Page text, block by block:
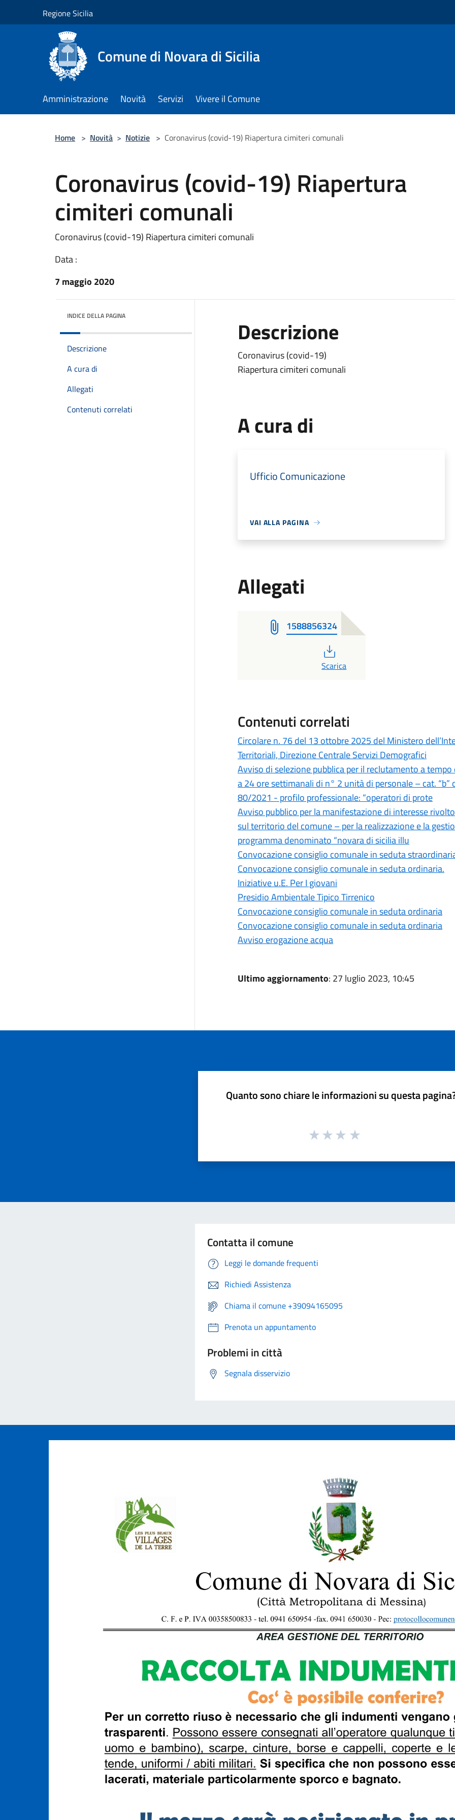
Regione Sicilia
Comune di Novara di Sicilia
Amministrazione Novità Servizi Vivere il Comune
Home > Novità > Notizie > Coronavirus (covid-19) Riapertura cimiteri comunali
Coronavirus (covid-19) Riapertura
cimiteri comunali
Coronavirus (covid-19) Riapertura cimiteri comunali
Data :
7 maggio 2020
INDICE DELLA PAGINA
Descrizione
A cura di
Allegati
Contenuti correlati
Descrizione
Coronavirus (covid-19)
Riapertura cimiteri comunali
A cura di
Ufficio Comunicazione
VAI ALLA PAGINA
Allegati
1588856324
PDF
Scarica
Contenuti correlati
Circolare n. 76 del 13 ottobre 2025 del Ministero
Territoriali, Direzione Centrale Servizi Demografici
Avviso di selezione pubblica per il reclutamento a
a 24 ore settimanali di n° 2 unità di personale – cat.
80/2021 - profilo professionale: “operatori di prote
Avviso pubblico per la manifestazione di interesse
sul territorio del comune – per la realizzazione e la
programma denominato “novara di sicilia illu
Convocazione consiglio comunale in seduta
Convocazione consiglio comunale in seduta ordinaria.
Iniziative u.E. Per I giovani
Presidio Ambientale Tipico Tirrenico
Convocazione consiglio comunale in seduta ordinaria
Convocazione consiglio comunale in seduta ordinaria
Avviso erogazione acqua
Ultimo aggiornamento: 27 luglio 2023, 10:45
Quanto sono chiare le informazioni su questa
Contatta il comune
Leggi le domande frequenti
Richiedi Assistenza
Chiama il comune +39094165095
Prenota un appuntamento
Problemi in città
Segnala disservizio